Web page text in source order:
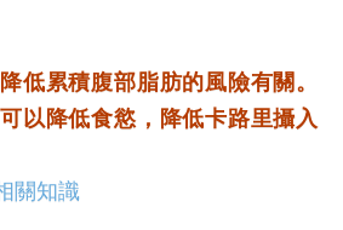
低累積腹部脂肪的風險有關。
以降低食慾，降低卡路里攝入
關知識